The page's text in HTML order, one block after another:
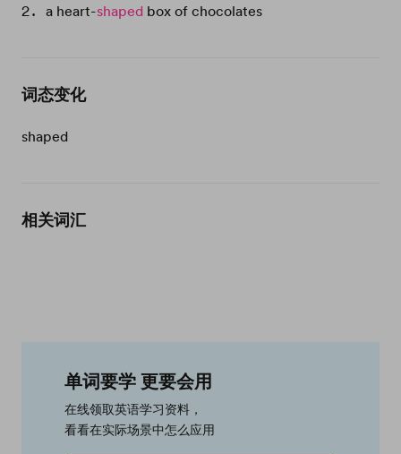
a heart-shaped box of chocolates
词态变化
shaped
相关词汇
单词要学 更要会用
在线领取英语学习资料，
看看在实际场景中怎么应用